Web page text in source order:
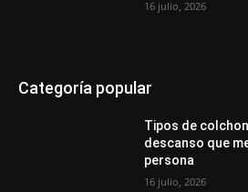
16 julio, 2026
Categoría popular
Tipos de
descanso que
persona
16 julio, 2026